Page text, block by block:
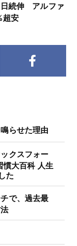
日続伸 アルファ
超安
らせた理由
クスフォー
慣大百科 人生
た
で、過去最